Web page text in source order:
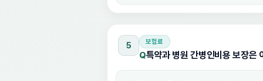
5 보험료
Q특약과 병원 간병인비용 보장은